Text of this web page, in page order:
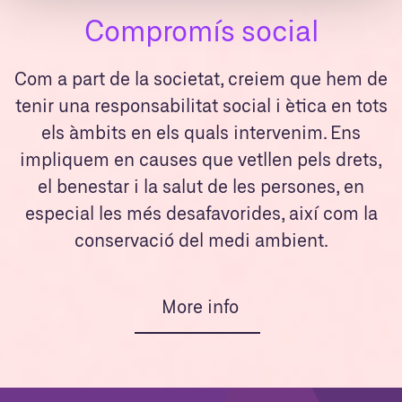
Compromís social
Com a part de la societat, creiem que hem de
tenir una responsabilitat social i ètica en tots
els àmbits en els quals intervenim. Ens
impliquem en causes que vetllen pels drets,
el benestar i la salut de les persones, en
especial les més desafavorides, així com la
conservació del medi ambient.
More info